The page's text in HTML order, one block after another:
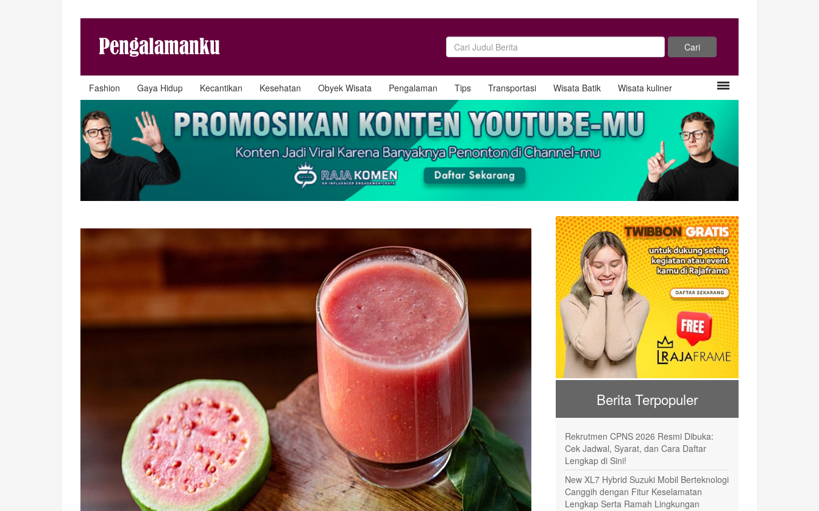
Fashion Gaya Hidup Kecantikan Kesehatan Obyek Wisata Pengalaman Tips Transportasi Wisata Batik Wisata kuliner
Berita Terpopuler
Rekrutmen CPNS 2026 Resmi Dibuka:
Cek Jadwal, Syarat, dan Cara Daftar
Lengkap di Sini!
New XL7 Hybrid Suzuki Mobil Berteknologi
Canggih dengan Fitur Keselamatan
Lengkap Serta Ramah Lingkungan